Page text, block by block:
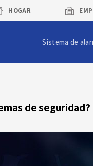
HOGAR
Sistema de
de seguridad?